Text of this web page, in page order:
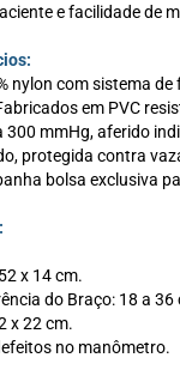
e facilidade de
nylon com sistema
em PVC
300 mmHg, aferido
protegida contra
bolsa exclusiva
x 14 cm.
do Braço: 18 a 36
x 22 cm.
no manômetro.